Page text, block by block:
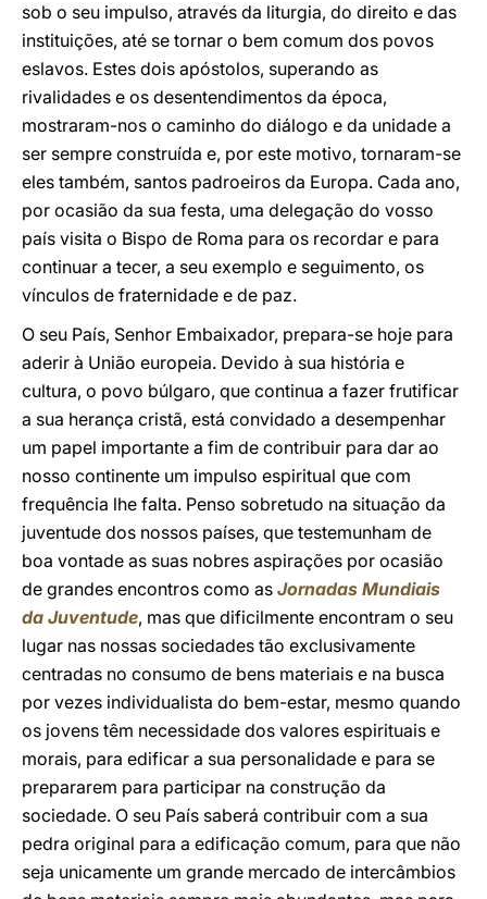
sob o seu impulso, através da liturgia, do direito e das
instituições, até se tornar o bem comum dos povos
eslavos. Estes dois apóstolos, superando as
rivalidades e os desentendimentos da época,
mostraram-nos o caminho do diálogo e da unidade a
ser sempre construída e, por este motivo, tornaram-se
eles também, santos padroeiros da Europa. Cada ano,
por ocasião da sua festa, uma delegação do vosso
país visita o Bispo de Roma para os recordar e para
continuar a tecer, a seu exemplo e seguimento, os
vínculos de fraternidade e de paz.
O seu País, Senhor Embaixador, prepara-se hoje para
aderir à União europeia. Devido à sua história e
cultura, o povo búlgaro, que continua a fazer frutificar
a sua herança cristã, está convidado a desempenhar
um papel importante a fim de contribuir para dar ao
nosso continente um impulso espiritual que com
frequência lhe falta. Penso sobretudo na situação da
juventude dos nossos países, que testemunham de
boa vontade as suas nobres aspirações por ocasião
de grandes encontros como as Jornadas Mundiais
da Juventude, mas que dificilmente encontram o seu
lugar nas nossas sociedades tão exclusivamente
centradas no consumo de bens materiais e na busca
por vezes individualista do bem-estar, mesmo quando
os jovens têm necessidade dos valores espirituais e
morais, para edificar a sua personalidade e para se
prepararem para participar na construção da
sociedade. O seu País saberá contribuir com a sua
pedra original para a edificação comum, para que não
seja unicamente um grande mercado de intercâmbios